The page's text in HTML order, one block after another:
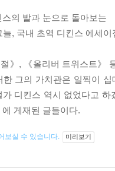
의 발과 눈으로 돌아보는
, 국내 초역 디킨스 에세이
》, 《올리버 트위스트》
한 그의 가치관은 일찍이
가 디킨스 역시 없었다고
게재된 글들이다.
보실 수 있습니다. 미리보기